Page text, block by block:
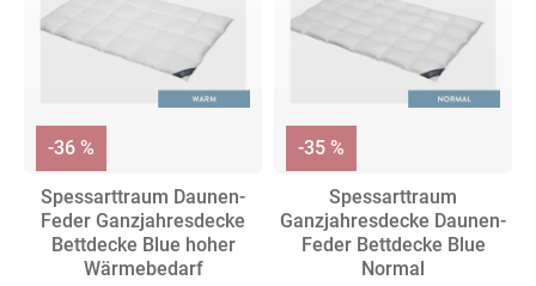
Spessarttraum Daunen-
Feder Ganzjahresdecke
Bettdecke Blue hoher
Wärmebedarf
-36 %
Spessarttraum
Ganzjahresdecke Daunen-
Feder Bettdecke Blue
Normal
-35 %